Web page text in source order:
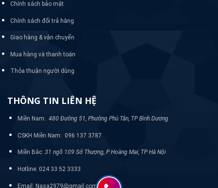
Chính sách bảo mật
Chính sách đổi trả hàng
Giao hàng & vận chuyển
Mua hàng và thanh toán
Thỏa thuận người dùng
THÔNG TIN LIÊN HỆ
Miền Nam: 480 Đường 51, Phường Phú Tân, TP Bình Dương
CSKH Miền Nam: 096 137 3787
Miền Bắc: 31 ngõ 109 Sở Thượng, P Hoàng Mai, TP Hà Nội
Hotline: 024 33 52 3333
Email: Nasa2979@gmail.com